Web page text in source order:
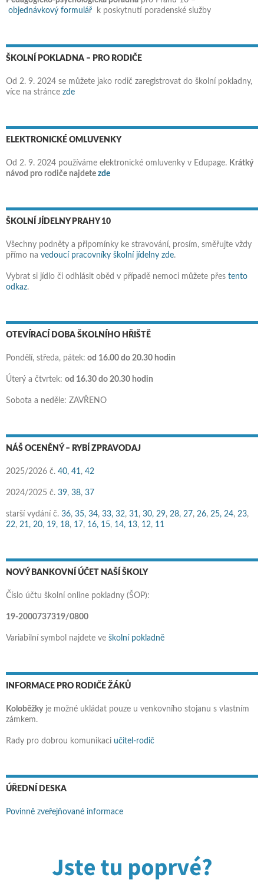
objednávkový formulář k poskytnutí poradenské služby
ŠKOLNÍ POKLADNA – PRO RODIČE
Od 2. 9. 2024 se můžete jako rodič zaregistrovat do školní pokladny,
více na stránce zde
ELEKTRONICKÉ OMLUVENKY
Od 2. 9. 2024 používáme elektronické omluvenky v Edupage. Krátký
návod pro rodiče najdete zde
ŠKOLNÍ JÍDELNY PRAHY 10
Všechny podněty a připomínky ke stravování, prosím, směřujte vždy
přímo na vedoucí pracovníky školní jídelny zde.
Vybrat si jídlo či odhlásit oběd v případě nemoci můžete přes tento
odkaz.
OTEVÍRACÍ DOBA ŠKOLNÍHO HŘIŠTĚ
Pondělí, středa, pátek: od 16.00 do 20.30 hodin
Úterý a čtvrtek: od 16.30 do 20.30 hodin
Sobota a neděle: ZAVŘENO
NÁŠ OCENĚNÝ – RYBÍ ZPRAVODAJ
2025/2026 č. 40, 41, 42
2024/2025 č. 39, 38, 37
starší vydání č. 36, 35, 34, 33, 32, 31, 30, 29, 28, 27, 26, 25, 24, 23,
22, 21, 20, 19, 18, 17, 16, 15, 14, 13, 12, 11
NOVÝ BANKOVNÍ ÚČET NAŠÍ ŠKOLY
Číslo účtu školní online pokladny (ŠOP):
19-2000737319/0800
Variabilní symbol najdete ve školní pokladně
INFORMACE PRO RODIČE ŽÁKŮ
Koloběžkyje možné ukládat pouze u venkovního stojanu s vlastním
zámkem.
Rady pro dobrou komunikaci učitel-rodič
ÚŘEDNÍ DESKA
Povinně zveřejňované informace